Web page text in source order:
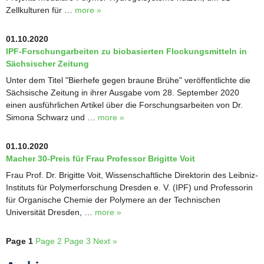
Zellkulturen für … more »
01.10.2020
IPF-Forschungarbeiten zu biobasierten Flockungsmitteln in
Sächsischer Zeitung
Unter dem Titel "Bierhefe gegen braune Brühe" veröffentlichte die
Sächsische Zeitung in ihrer Ausgabe vom 28. September 2020
einen ausführlichen Artikel über die Forschungsarbeiten von Dr.
Simona Schwarz und … more »
01.10.2020
Macher 30-Preis für Frau Professor Brigitte Voit
Frau Prof. Dr. Brigitte Voit, Wissenschaftliche Direktorin des Leibniz-
Instituts für Polymerforschung Dresden e. V. (IPF) und Professorin
für Organische Chemie der Polymere an der Technischen
Universität Dresden, … more »
Page 1 Page 2 Page 3 Next »